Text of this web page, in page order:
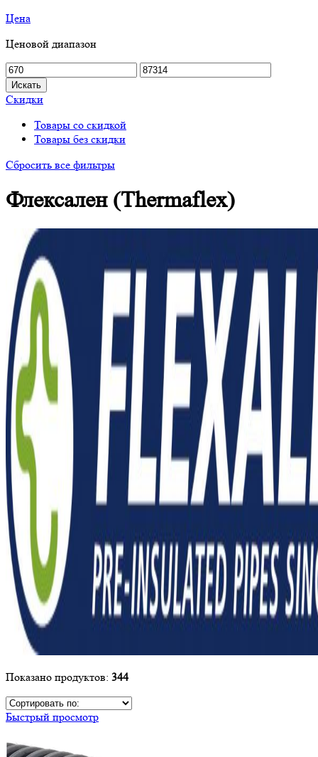
Цена
Ценовой диапазон
Искать
Скидки
Товары со скидкой
Товары без скидки
Сбросить все фильтры
Флексален (Thermaflex)
Показано продуктов: 344
Быстрый просмотр